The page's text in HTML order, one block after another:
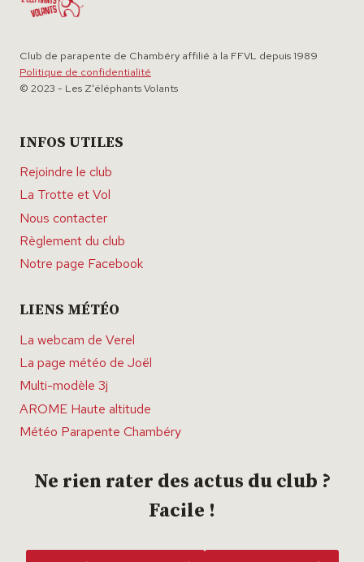
Club de parapente de Chambéry affilié à la FFVL depuis 1989
Politique de confidentialité
© 2023 - Les Z'éléphants Volants
INFOS UTILES
Rejoindre le club
La Trotte et Vol
Nous contacter
Règlement du club
Notre page Facebook
LIENS MÉTÉO
La webcam de Verel
La page météo de Joël
Multi-modèle 3j
AROME Haute altitude
Météo Parapente Chambéry
Ne rien rater des actus du club ?
Facile !